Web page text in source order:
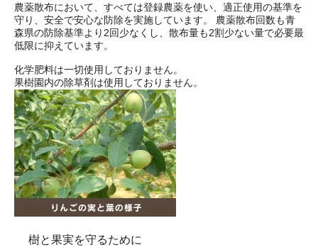
農薬散布において、すべては登録農薬を使い、適正使用の基準を
守り、安全で安心な防除を実施しています。 農薬散布回数も青
森県の防除基準より2回少なくし、散布量も2割少ない量で必要最
低限に抑えています。
化学肥料は一切使用しておりません。
果樹園内の除草剤は使用しておりません。
樹と果実を守るために